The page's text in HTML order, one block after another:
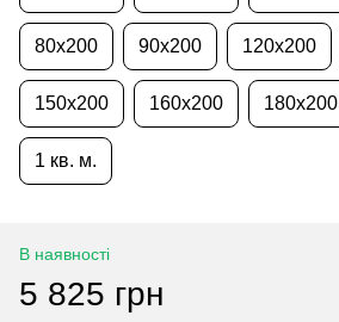
80x200 90x200 120x200
150x200 160x200 180x200
1 кв. м.
В наявності
5 825 грн